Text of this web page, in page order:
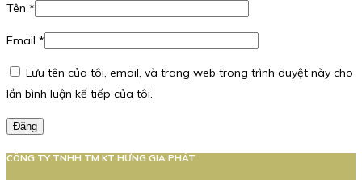
Tên *
Email *
Lưu tên của tôi, email, và trang web trong trình duyệt này cho
lần bình luận kế tiếp của tôi.
Đăng
CÔNG TY TNHH TM KT HƯNG GIA PHÁT